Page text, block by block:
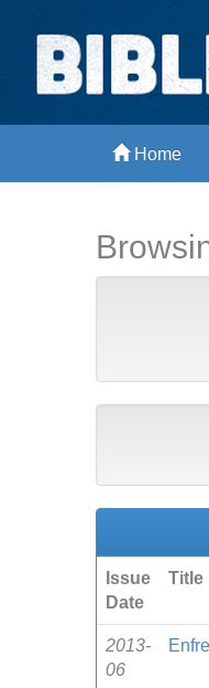
Skip
navigation
Home
Biblioteca
Espaços para ajustar tela
Issue
Date
Title
2013-
06